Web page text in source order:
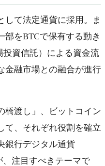
して法定通貨に採用。ま
部をBTCで保有する動き
投資信託）による資金流
金融市場との融合が進行
橋渡し」、ビットコイン
て、それぞれ役割を確立
銀行デジタル通貨
、注目すべきテーマで